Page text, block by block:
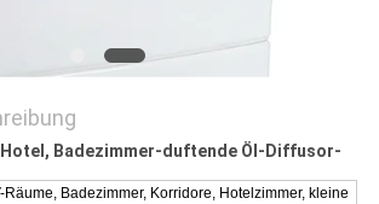
Badezimmer-duftende Öl-Diffusor-
Räume, Badezimmer, Korridore, Hotelzimmer, kleine